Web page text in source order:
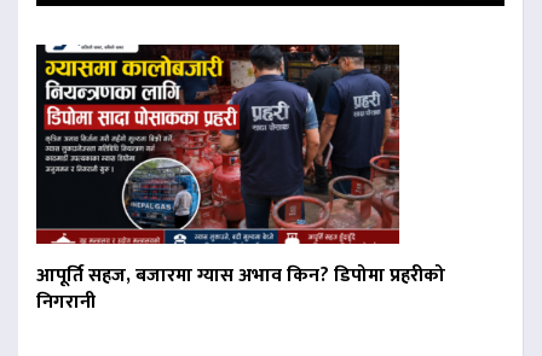
आपूर्ति सहज, बजारमा ग्यास अभाव किन? डिपोमा प्रहरीको
निगरानी